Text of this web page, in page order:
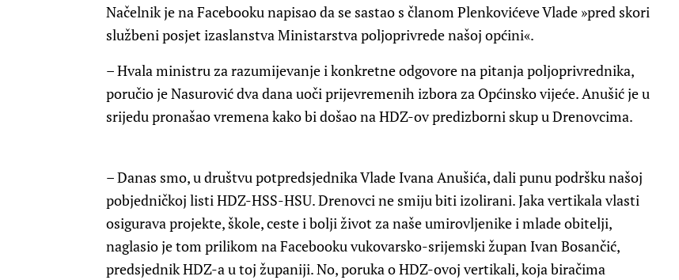
Načelnik je na Facebooku napisao da se sastao s članom Plenkovićeve Vlade »pred skori
službeni posjet izaslanstva Ministarstva poljoprivrede našoj općini«.
– Hvala ministru za razumijevanje i konkretne odgovore na pitanja poljoprivrednika,
poručio je Nasurović dva dana uoči prijevremenih izbora za Općinsko vijeće. Anušić je u
srijedu pronašao vremena kako bi došao na HDZ-ov predizborni skup u Drenovcima.
– Danas smo, u društvu potpredsjednika Vlade Ivana Anušića, dali punu podršku našoj
pobjedničkoj listi HDZ-HSS-HSU. Drenovci ne smiju biti izolirani. Jaka vertikala vlasti
osigurava projekte, škole, ceste i bolji život za naše umirovljenike i mlade obitelji,
naglasio je tom prilikom na Facebooku vukovarsko-srijemski župan Ivan Bosančić,
predsjednik HDZ-a u toj županiji. No, poruka o HDZ-ovoj vertikali, koja biračima